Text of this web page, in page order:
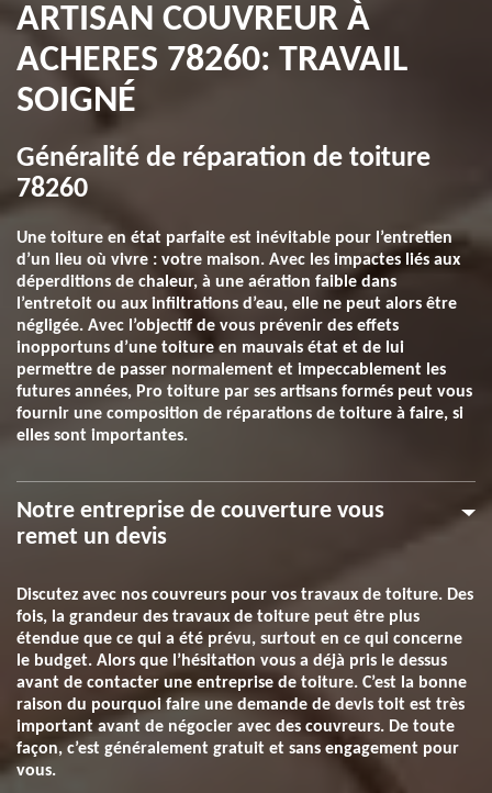
ARTISAN COUVREUR À
ACHERES 78260: TRAVAIL
SOIGNÉ
Généralité de réparation de toiture
78260
Une toiture en état parfaite est inévitable pour l’entretien
d’un lieu où vivre : votre maison. Avec les impactes liés aux
déperditions de chaleur, à une aération faible dans
l’entretoit ou aux infiltrations d’eau, elle ne peut alors être
négligée. Avec l’objectif de vous prévenir des effets
inopportuns d’une toiture en mauvais état et de lui
permettre de passer normalement et impeccablement les
futures années, Pro toiture par ses artisans formés peut vous
fournir une composition de réparations de toiture à faire, si
elles sont importantes.
Notre entreprise de couverture vous
remet un devis
Discutez avec nos couvreurs pour vos travaux de toiture. Des
fois, la grandeur des travaux de toiture peut être plus
étendue que ce qui a été prévu, surtout en ce qui concerne
le budget. Alors que l’hésitation vous a déjà pris le dessus
avant de contacter une entreprise de toiture. C’est la bonne
raison du pourquoi faire une demande de devis toit est très
important avant de négocier avec des couvreurs. De toute
façon, c’est généralement gratuit et sans engagement pour
vous.